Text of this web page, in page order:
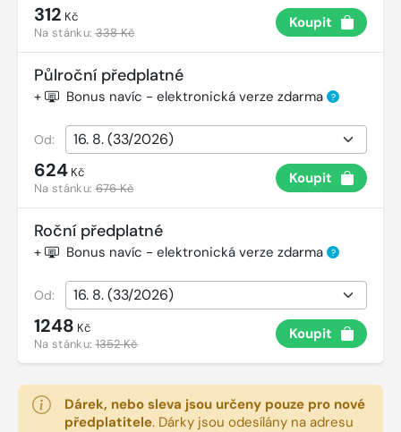
312 Kč
Na stánku:338 Kč
Koupit
Půlroční předplatné
+ Bonus navíc - elektronická verze zdarma ?
Od:
624 Kč
Na stánku:676 Kč
Koupit
Roční předplatné
+ Bonus navíc - elektronická verze zdarma ?
Od:
1248 Kč
Na stánku:1352 Kč
Koupit
Dárek, nebo sleva jsou určeny pouze pro nové
předplatitele. Dárky jsou odesílány na adresu